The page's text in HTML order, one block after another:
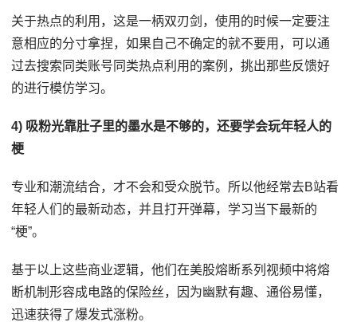
关于热点的利用，这是一柄双刃剑，使用的时候一定要注
意相应的分寸拿捏，如果自己不确定的就不要用，可以通
过去搜索同类账号同类热点利用的案例，挑出那些反馈好
的进行模仿学习。
4) 吸粉光靠肚子里的墨水是不够的，还要学会玩年轻人的
梗
专业和潮流结合，才不会和受众脱节。所以他经常去B站看
年轻人们的最新动态，并且打开弹幕，学习当下最新的
“梗”。
基于以上这些商业逻辑，他们在美股熔断系列视频中将熔
断机制形容成电路的保险丝，因为幽默有趣、通俗易懂，
迅速获得了爆发式涨粉。